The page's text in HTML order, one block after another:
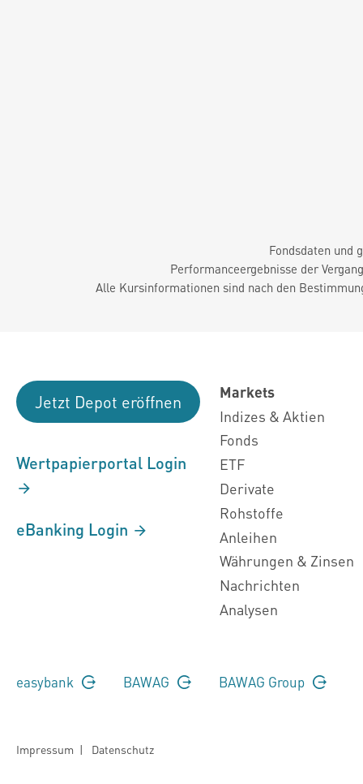
Fondsdaten und
Performanceergebnisse der
Alle Kursinformationen sind nach den
Jetzt Depot eröffnen
Wertpapierportal Login
eBanking Login
Markets
Indizes & Aktien
Fonds
ETF
Derivate
Rohstoffe
Anleihen
Währungen & Zinsen
Nachrichten
Analysen
easybank BAWAG BAWAG Group
Impressum | Datenschutz